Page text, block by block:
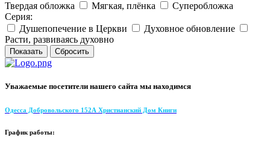
Твердая обложка
Мягкая, плёнка
Суперобложка
Серия:
Душепопечение в Церкви
Духовное обновление
Расти, развиваясь духовно
Уважаемые посетители нашего сайта мы находимся
Одесса Добровольского 152А Христианский Дом Книги
График работы: